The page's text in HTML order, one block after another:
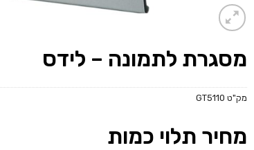
מסגרת לתמונה – לידס
מק"ט GT5110
מחיר תלוי כמות